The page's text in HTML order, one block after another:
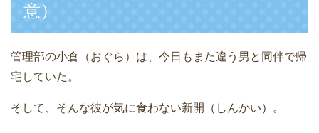
意）
管理部の小倉（おぐら）は、今日もまた違う男と同伴で帰
宅していた。
そして、そんな彼が気に食わない新開（しんかい）。